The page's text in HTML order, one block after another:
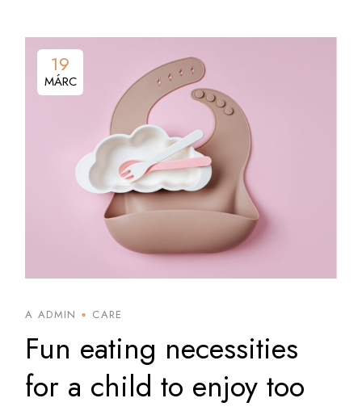
19
MÁRC
A ADMIN CARE
Fun eating necessities
for a child to enjoy too